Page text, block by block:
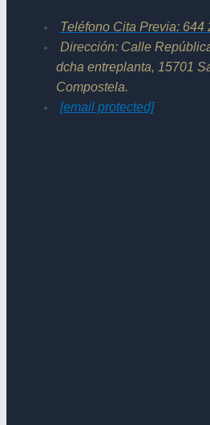
Teléfono Cita Previa: 644
Dirección: Calle
dcha entreplanta, 15701
Compostela.
[email protected]